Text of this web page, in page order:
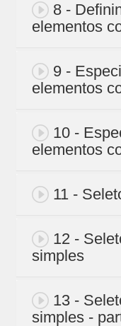
8 -
elementos
9 -
elementos
10 -
elementos
11 -
12 -
simples
13 -
simples -